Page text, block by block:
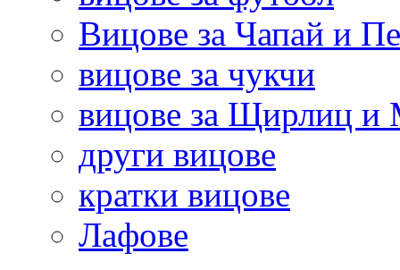
Вицове за Чапай и
вицове за чукчи
вицове за Щирлиц
други вицове
кратки вицове
Лафове